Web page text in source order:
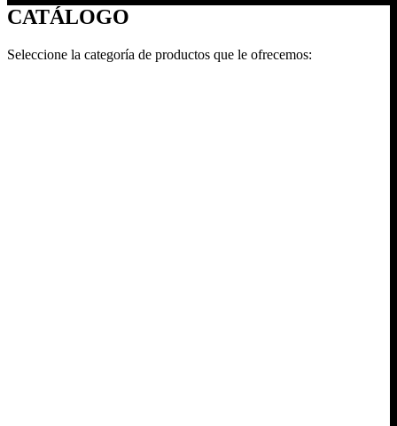
CATÁLOGO
Seleccione la categoría de productos que le ofrecemos: